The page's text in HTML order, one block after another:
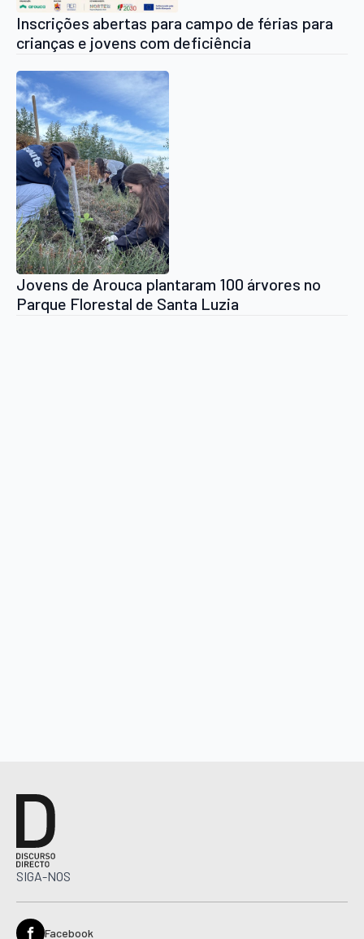
Inscrições abertas para campo de férias para
crianças e jovens com deficiência
Jovens de Arouca plantaram 100 árvores no
Parque Florestal de Santa Luzia
SIGA-NOS
Facebook